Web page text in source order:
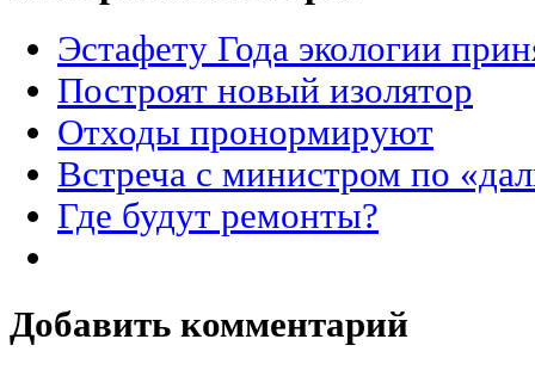
Эстафету Года экологии
Построят новый изолятор
Отходы пронормируют
Встреча с министром по
Где будут ремонты?
Добавить комментарий